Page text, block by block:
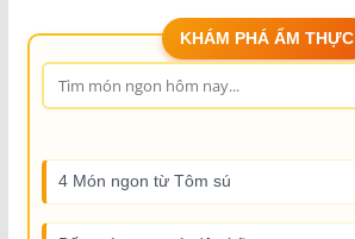
KHÁM PHÁ ẨM THỰC
4 Món ngon từ Tôm sú